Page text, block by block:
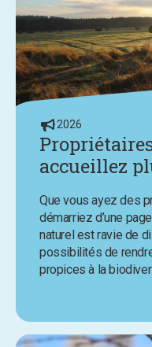
2026
accueillez
naturel
Que vous ayez des
démarriez d’une
naturel est ravie de
possibilités de
propices à la